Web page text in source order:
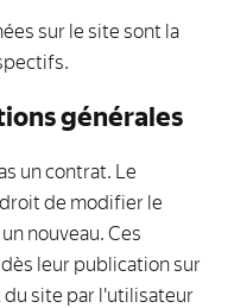
sur le site sont la
générales
un contrat. Le
de modifier le
nouveau. Ces
leur publication sur
site par l'utilisateur